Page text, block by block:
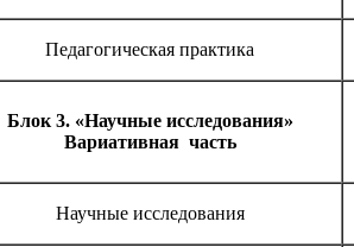
Педагогическая практика
Блок 3. «Научные исследования»
Вариативная часть
Научные исследования